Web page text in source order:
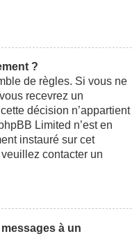
?
de règles. Si vous ne
recevrez un
décision n’appartient
Limited n’est en
instauré sur cet
contacter un
à un